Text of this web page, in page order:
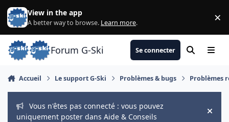
Aller au contenu
View in the app
A better way to browse. Learn more. ×
Forum G-Ski Se connecter Rechercher
Menu
Accueil Le support G-Ski Problèmes & bugs Problèmes
Vous n'êtes pas connecté : vous pouvez
uniquement poster dans Aide & Conseils
Hide